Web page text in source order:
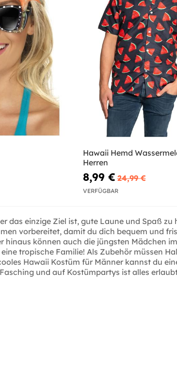
Hawaii Hemd
Herren
8,99 € 24,99 €
VERFÜGBAR
das einzige Ziel ist, gute Laune und Spaß
vorbereitet, damit du dich bequem und
können auch die jüngsten Mädchen
tropische Familie! Als Zubehör müssen
Hawaii Kostüm für Männer kannst du
und auf Kostümpartys ist alles